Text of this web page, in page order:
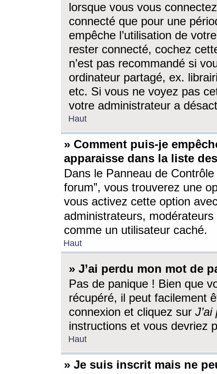
lorsque vous vous
connecté que pour une
empêche l’utilisation de
rester connecté, cochez
n’est pas recommandé si
ordinateur partagé, ex.
etc. Si vous ne voyez pas
votre administrateur a
Haut
» Comment puis-je
apparaisse dans la liste
Dans le Panneau de
forum”, vous trouverez une
vous activez cette option
administrateurs,
comme un utilisateur caché.
Haut
» J’ai perdu mon mot de
Pas de panique ! Bien que
récupéré, il peut facilement
connexion et cliquez sur
instructions et vous devriez
Haut
» Je suis inscrit mais ne